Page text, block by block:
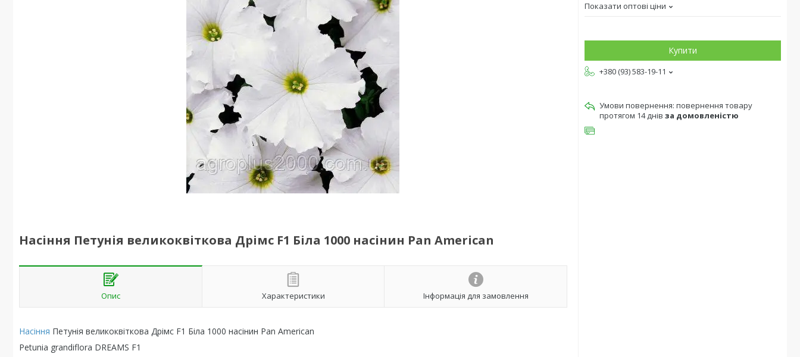
Насіння Петунія великоквіткова Дрімс F1 Біла 1000 насінин Pan American
Опис Характеристики Інформація для замовлення
Насіння Петунія великоквіткова Дрімс F1 Біла 1000 насінин Pan American
Petunia grandiflora DREAMS F1
Показати оптові ціни
Купити
+380 (93) 583-19-11
повернення товару
протягом 14 днів за домовленістю